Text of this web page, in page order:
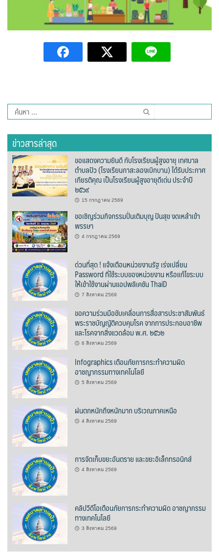
Montha Residence
Shanti – Retreat
กรีนฮิลล์รีสอร์ท
ชมพูภูคารีสอร์ท
ต้นแหลงโฮมสเตย์
ตูบฮิมโต้งโฮมสเตย์
นครน่านอพาร์ทเม้น
นะลาวิวรีสอร์ท
นาต้นบัวโฮมสเตย์
น่านปัว รีสอร์ท
นาเหล่า เก๊าสลี โฮมสเตย์
นาไผ่ปัววิว
บวกบัววิวรีสอร์ท
บ้านกังหัน @ ปัวคอทเทจ
บ้านต้นคูณ
บ้านนาโฮมสเตย์
บ้านปัว ปลายนา
บ้านพักชมดอย
บ้านยลญภา
บ้านริมทุ่งรีสอร์ท
บ้านสวนศรีสุขโฮมสเตย์
บ้านฮิมนาปัว
บ้านไม้ปลายนา
ค้นหา
สำหรับ:
ข่าวสารล่าสุด
ขอแสดงความยินดี กับโรงเรียนผู้สูงอายุ เทศบาล
ตำบลปัว (โรงเรียนกาสะลองเบิกบาน) ได้รับประกาศ
เกียรติคุณ เป็นโรงเรียนผู้สูงอายุดีเด่น ประจำปี
๒๕๖๙
15 กรกฎาคม 2569
ขอเชิญร่วมกิจกรรมปั่นเติมบุญ ปันสุข งดเหล้าเข้า
พรรษา
4 กรกฎาคม 2569
ด่วนที่สุด ! แจ้งเตือนหน่วยงานรัฐ เร่งเปลี่ยน
Password ที่ใช้ระบบของหน่วยงาน หรือแก้ไขระบบ
ให้เข้าใช้งานผ่านแอปพลิเคชัน ThaiD
7 สิงหาคม 2569
ขอความร่วมมือขับเคลื่อนการสื่อสารประชาสัมพันธ์
พระราชบัญญัติควบคุมโรค จากการประกอบอาชีพ
และโรคจากสิ่งแวดล้อม พ.ศ. ๒๕๖๒
6 สิงหาคม 2569
Infographics เตือนภัยการกระทำความผิด
อาชญากรรมทางเทคโนโลยี
5 สิงหาคม 2569
ฝนตกหนักถึงหนักมาก บริเวณภาคเหนือ
4 สิงหาคม 2569
การจัดเก็บขยะอันตราย และขยะอิเล็กทรอนิกส์
4 สิงหาคม 2569
คลิปวีดีโอเตือนภัยการกระทำความผิด อาชญากรรม
ทางเทคโนโลยี
3 สิงหาคม 2569